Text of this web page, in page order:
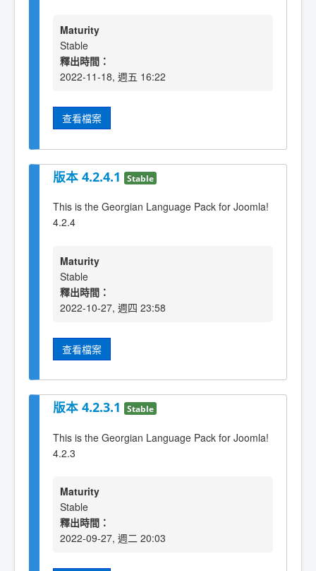
Maturity
Stable
釋出時間：
2022-11-18, 週五 16:22
查看檔案
版本 4.2.4.1 Stable
This is the Georgian Language Pack for Joomla!
4.2.4
Maturity
Stable
釋出時間：
2022-10-27, 週四 23:58
查看檔案
版本 4.2.3.1 Stable
This is the Georgian Language Pack for Joomla!
4.2.3
Maturity
Stable
釋出時間：
2022-09-27, 週二 20:03